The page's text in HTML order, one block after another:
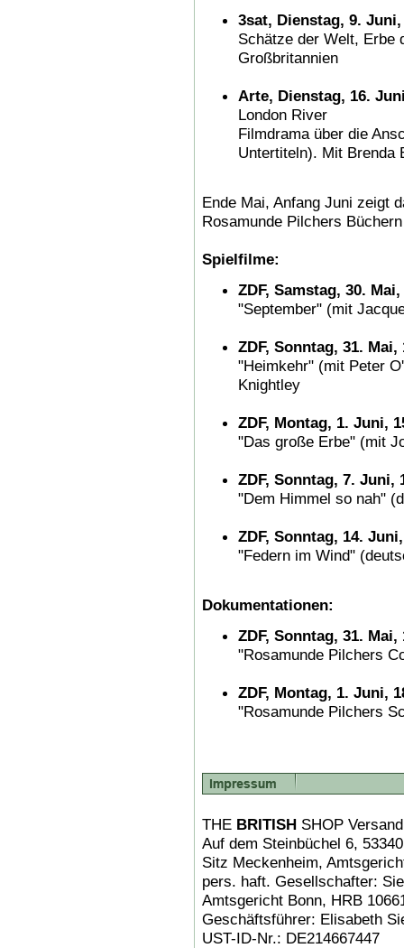
3sat, Dienstag, 9. Juni,
Schätze der Welt, Erbe
Großbritannien
Arte, Dienstag, 16.
London River
Filmdrama über die
Untertiteln). Mit Brenda
Ende Mai, Anfang Juni zeigt
Rosamunde Pilchers
Spielfilme:
ZDF, Samstag, 30.
"September" (mit
ZDF, Sonntag, 31. Mai,
"Heimkehr" (mit Peter
Knightley
ZDF, Montag, 1. Juni,
"Das große Erbe" (mit
ZDF, Sonntag, 7. Juni,
"Dem Himmel so nah"
ZDF, Sonntag, 14.
"Federn im Wind"
Dokumentationen:
ZDF, Sonntag, 31. Mai,
"Rosamunde Pilchers
ZDF, Montag, 1. Juni,
"Rosamunde Pilchers
THE BRITISH SHOP
Auf dem Steinbüchel 6,
Sitz Meckenheim,
pers. haft. Gesellschafter:
Amtsgericht Bonn, HRB
Geschäftsführer: Elisabeth
UST-ID-Nr.: DE214667447